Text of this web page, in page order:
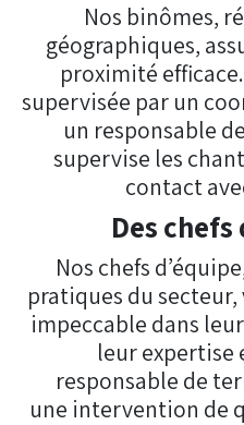
Nos binômes,
géographiques,
proximité
supervisée par un
un responsable
supervise les
contact
Des
Nos chefs
pratiques du
impeccable dans
leur expertise
responsable de
une intervention de